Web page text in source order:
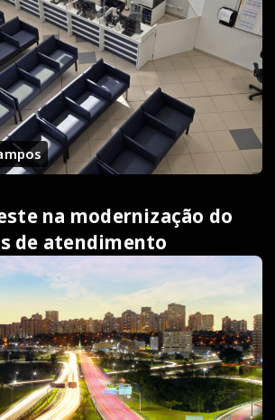
na modernização do
de atendimento